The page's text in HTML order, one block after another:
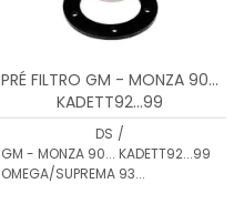
PRÉ FILTRO GM - MONZA 90...
KADETT92...99
OMEGA/SUPREMA 93...
DS /
GM - MONZA 90... KADETT92...99
OMEGA/SUPREMA 93...